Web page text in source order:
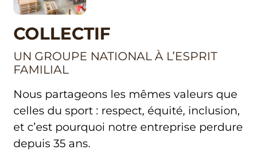
COLLECTIF
UN GROUPE NATIONAL À L’ESPRIT
FAMILIAL
Nous partageons les mêmes valeurs que
celles du sport : respect, équité, inclusion,
et c’est pourquoi notre entreprise perdure
depuis 35 ans.